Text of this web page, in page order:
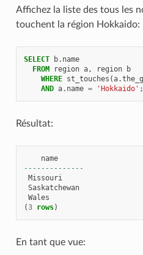
Affichez la liste des tous les
touchent la région Hokkaido:
SELECT b. name
FROM
region a, region
b
WHERE st_touches (a.
AND a. name = 'Hokkaido' ;
Résultat:
name
--------------
Missouri
Saskatchewan
Wales
(3 rows)
En tant que vue: